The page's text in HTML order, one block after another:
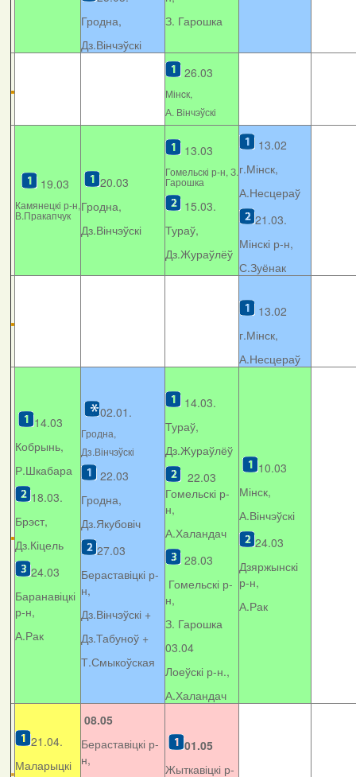
Гродна,
Дз.Вінчэўскі
З. Гарошка
26.03
Мінcк,
А. Вінчэўскі
19.03
Камянецкі р-н,
В.Пракапчук
20.03
Гродна,
Дз.Вінчэўскі
13.03
Гомельскі р-н, З.
Гарошка
15.03.
Тураў,
Дз.Жураўлёў
13.02
г.Мінск,
А.Несцераў
21.03.
Мінскі р-н,
С.Зуёнак
13.02
г.Мінск,
А.Несцераў
14.03
Кобрынь,
Р.Шкабара
18.03.
Брэст,
Дз.Кіцель
24.03
Баранавіцкі
р-н,
А.Рак
02.01.
Гродна,
Дз.Вінчэўскі
22.03
Гродна,
Дз.Якубовіч
27.03
Бераставіцкі р-
н,
Дз.Вінчэўскі +
Дз.Табуноў +
Т.Смыкоўская
14.03.
Тураў,
Дз.Жураўлёў
22.03
Гомельскі р-
н,
А.Халандач
28.03
Гомельскі р-
н,
З. Гарошка
03.04
Лоеўскі р-н.,
А.Халандач
10.03
Мінск,
А.Вінчэўскі
24.03
Дзяржынскі
р-н,
А.Рак
21.04.
Маларыцкі
08.05
Бераставіцкі р-
н,
01.05
Жыткавіцкі р-